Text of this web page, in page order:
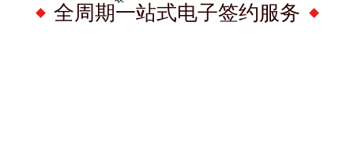
全周期一站式电子签约服务